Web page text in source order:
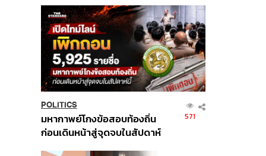
POLITICS
มหากาพย์โกงข้อสอบท้องถิ่น
ก่อนเดินหน้าสู่จุดจบในสัปดาห์
571